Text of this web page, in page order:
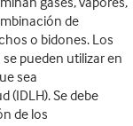
de
o bidones. Los
pueden utilizar en
sea
(IDLH). Se debe
de los